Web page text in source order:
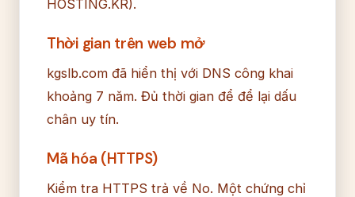
HOSTING.KR).
Thời gian trên web mở
kgslb.com đã hiển thị với DNS công khai
khoảng 7 năm. Đủ thời gian để để lại dấu
chân uy tín.
Mã hóa (HTTPS)
Kiểm tra HTTPS trả về No. Một chứng chỉ